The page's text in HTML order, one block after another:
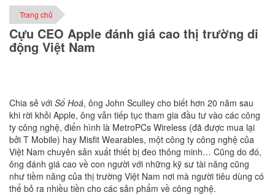
Trang chủ
Cựu CEO Apple đánh giá cao thị trường di
động Việt Nam
Chia sẻ với Số Hoá, ông John Sculley cho biết hơn 20 năm sau
khi rời khỏi Apple, ông vẫn tiếp tục tham gia đầu tư vào các công
ty công nghệ, điển hình là MetroPCs Wireless (đã được mua lại
bởi T Mobile) hay Misfit Wearables, một công ty công nghệ của
Việt Nam chuyên sản xuất thiết bị đeo thông minh… Cũng do đó,
ông đánh giá cao về con người với những kỹ sư tài năng cũng
như tiềm năng của thị trường Việt Nam nơi mà người tiêu dùng có
thể bỏ ra nhiều tiền cho các sản phẩm về công nghệ.